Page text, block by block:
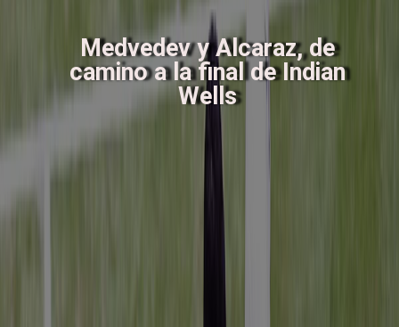
Medvedev y Alcaraz, de
camino a la final de Indian
Wells